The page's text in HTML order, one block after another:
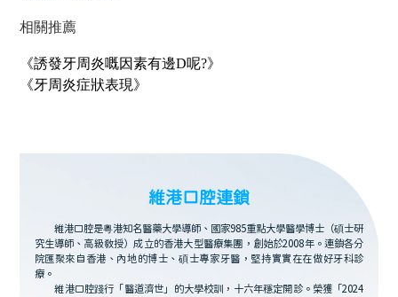
相關推薦
《誘發牙周炎嘅因素有邊D呢?》
《牙周炎症狀表現》
維港口腔連鎖
維港口腔是粵港知名醫藥大學導師、國家985重點大學醫學博士（碩士研
究生導師、高級教授）成立的香港大型醫療集團，創始於2008年。連鎖各分
院匯聚來自香港、內地的博士、碩士專家牙醫，堅持實實在在做好牙科診
療。
維港口腔踐行「醫道濟世」的大學校訓，十六年穩定開診。榮獲「2024